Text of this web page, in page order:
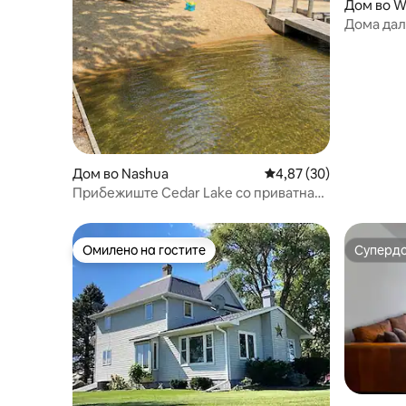
Дом во Nashua Просечна оцена: 4,87
4,87 (30)
Прибежиште Cedar Lake со приватна
Дом во
Дома
Омилено на гостите
Омилено на гостите